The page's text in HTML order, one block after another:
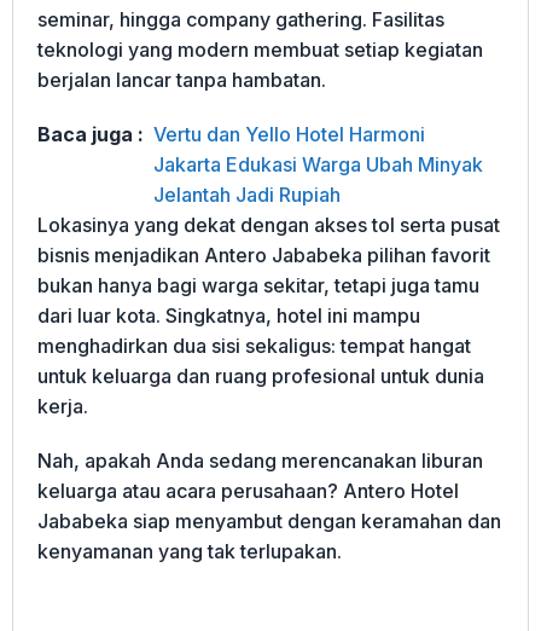
seminar, hingga company gathering. Fasilitas
teknologi yang modern membuat setiap kegiatan
berjalan lancar tanpa hambatan.
Baca juga : Vertu dan Yello Hotel Harmoni
Jakarta Edukasi Warga Ubah Minyak
Jelantah Jadi Rupiah
Lokasinya yang dekat dengan akses tol serta pusat
bisnis menjadikan Antero Jababeka pilihan favorit
bukan hanya bagi warga sekitar, tetapi juga tamu
dari luar kota. Singkatnya, hotel ini mampu
menghadirkan dua sisi sekaligus: tempat hangat
untuk keluarga dan ruang profesional untuk dunia
kerja.
Nah, apakah Anda sedang merencanakan liburan
keluarga atau acara perusahaan? Antero Hotel
Jababeka siap menyambut dengan keramahan dan
kenyamanan yang tak terlupakan.